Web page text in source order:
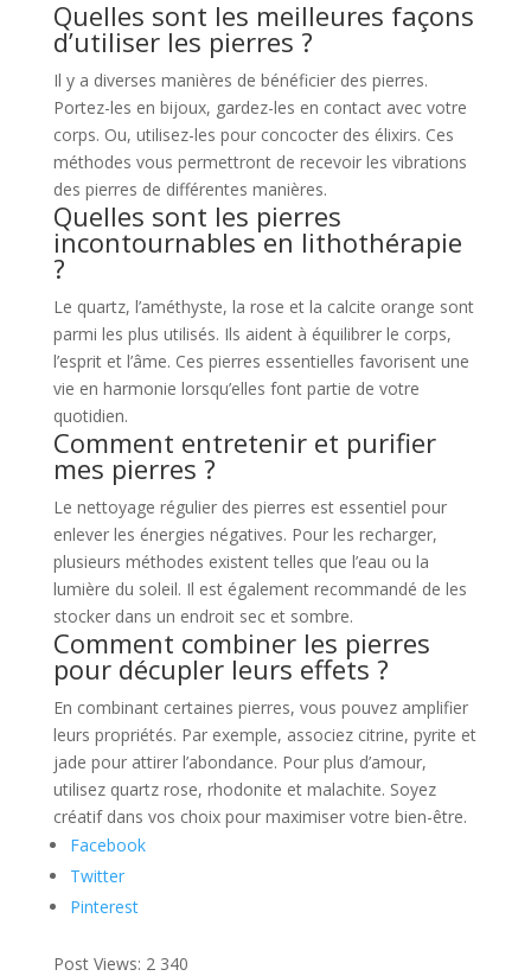
Quelles sont les meilleures façons
d’utiliser les pierres ?
Il y a diverses manières de bénéficier des pierres.
Portez-les en bijoux, gardez-les en contact avec votre
corps. Ou, utilisez-les pour concocter des élixirs. Ces
méthodes vous permettront de recevoir les vibrations
des pierres de différentes manières.
Quelles sont les pierres
incontournables en lithothérapie
?
Le quartz, l’améthyste, la rose et la calcite orange sont
parmi les plus utilisés. Ils aident à équilibrer le corps,
l’esprit et l’âme. Ces pierres essentielles favorisent une
vie en harmonie lorsqu’elles font partie de votre
quotidien.
Comment entretenir et purifier
mes pierres ?
Le nettoyage régulier des pierres est essentiel pour
enlever les énergies négatives. Pour les recharger,
plusieurs méthodes existent telles que l’eau ou la
lumière du soleil. Il est également recommandé de les
stocker dans un endroit sec et sombre.
Comment combiner les pierres
pour décupler leurs effets ?
En combinant certaines pierres, vous pouvez amplifier
leurs propriétés. Par exemple, associez citrine, pyrite et
jade pour attirer l’abondance. Pour plus d’amour,
utilisez quartz rose, rhodonite et malachite. Soyez
créatif dans vos choix pour maximiser votre bien-être.
Facebook
Twitter
Pinterest
Post Views: 2 340